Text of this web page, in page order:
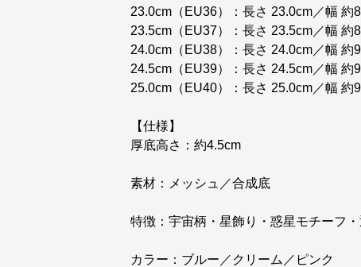
23.0cm（EU36）：長さ 23.0cm／幅 約
23.5cm（EU37）：長さ 23.5cm／幅 約
24.0cm（EU38）：長さ 24.0cm／幅 約
24.5cm（EU39）：長さ 24.5cm／幅 約
25.0cm（EU40）：長さ 25.0cm／幅 約
【仕様】
厚底高さ：約4.5cm
素材：メッシュ／合成底
特徴：宇宙柄・星飾り・惑星モチーフ
カラー：ブルー／クリーム／ピンク